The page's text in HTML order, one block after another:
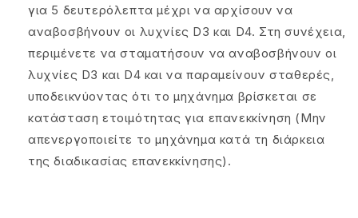
για 5 δευτερόλεπτα μέχρι να αρχίσουν να
αναβοσβήνουν οι λυχνίες D3 και D4. Στη συνέχεια,
περιμένετε να σταματήσουν να αναβοσβήνουν οι
λυχνίες D3 και D4 και να παραμείνουν σταθερές,
υποδεικνύοντας ότι το μηχάνημα βρίσκεται σε
κατάσταση ετοιμότητας για επανεκκίνηση (Μην
απενεργοποιείτε το μηχάνημα κατά τη διάρκεια
της διαδικασίας επανεκκίνησης).